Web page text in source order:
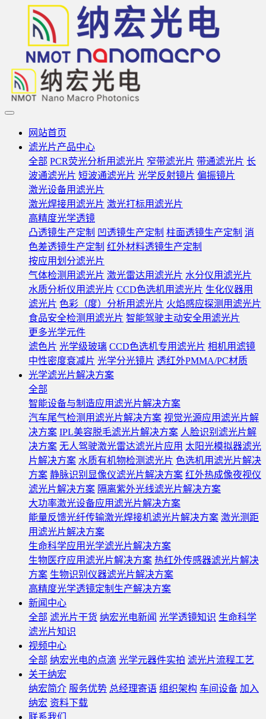
网站首页
滤光片产品中心
全部 PCR荧光分析用滤光片 窄带滤光片 带通滤光片 长
波通滤光片 短波通滤光片 光学反射镜片 偏振镜片
激光设备用滤光片
激光焊接用滤光片 激光打标用滤光片
高精度光学透镜
凸透镜生产定制 凹透镜生产定制 柱面透镜生产定制 消
色差透镜生产定制 红外材料透镜生产定制
按应用划分滤光片
气体检测用滤光片 激光雷达用滤光片 水分仪用滤光片
水质分析仪用滤光片 CCD色选机用滤光片 生化仪器用
滤光片 色彩（度）分析用滤光片 火焰感应探测用滤光片
食品安全检测用滤光片 智能驾驶主动安全用滤光片
更多光学元件
滤色片 光学级玻璃 CCD色选机专用滤光片 相机用滤镜
中性密度衰减片 光学分光镜片 透红外PMMA/PC材质
光学滤光片解决方案
全部
智能设备与制造应用滤光片解决方案
汽车尾气检测用滤光片解决方案 视觉光源应用滤光片解
决方案 IPL美容脱毛滤光片解决方案 人脸识别滤光片解
决方案 无人驾驶激光雷达滤光片应用 太阳光模拟器滤光
片解决方案 水质有机物检测滤光片 色选机用滤光片解决
方案 静脉识别显像仪滤光片解决方案 红外热成像夜视仪
滤光片解决方案 隔离紫外光线滤光片解决方案
大功率激光设备应用滤光片解决方案
能量反馈光纤传输激光焊接机滤光片解决方案 激光测距
用滤光片解决方案
生命科学应用光学滤光片解决方案
生物医疗应用滤光片解决方案 热红外传感器滤光片解决
方案 生物识别仪器滤光片解决方案
高精度光学透镜定制生产解决方案
新闻中心
全部 滤光片干货 纳宏光电新闻 光学透镜知识 生命科学
滤光片知识
视频中心
全部 纳宏光电的点滴 光学元器件实拍 滤光片流程工艺
关于纳宏
纳宏简介 服务优势 总经理寄语 组织架构 车间设备 加入
纳宏 资料下载
联系我们